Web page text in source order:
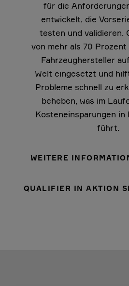
für die
entwickelt, die
testen und validieren.
von mehr als 70
Fahrzeughersteller
Welt eingesetzt und
Probleme schnell zu
beheben, was im
Kosteneinsparungen in
führt.
WEITERE
QUALIFIER IN AKTION